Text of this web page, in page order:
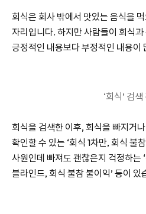
회식은 회사 밖에서 맛있는 음식을
자리입니다. 하지만 사람들이 회식
긍정적인 내용보다 부정적인 내용이
‘회식’ 검색
회식을 검색한 이후, 회식을 빠지거
확인할 수 있는 ‘회식 1차만, 회식 불
사원인데 빠져도 괜찮은지 걱정하는
블라인드, 회식 불참 불이익’ 등이 있